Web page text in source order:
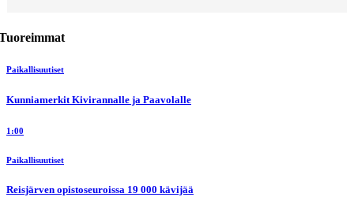
Paikallisuutiset
Kunniamerkit Kivirannalle ja Paavolalle
1:00
Paikallisuutiset
Reisjärven opistoseuroissa 19 000 kävijää